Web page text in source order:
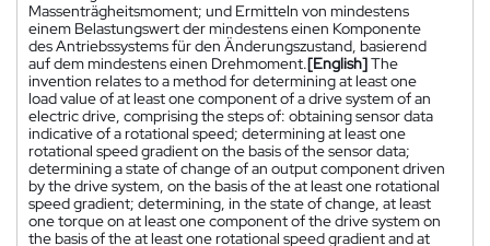
Massenträgheitsmoment; und Ermitteln von mindestens
einem Belastungswert der mindestens einen Komponente
des Antriebssystems für den Änderungszustand, basierend
auf dem mindestens einen Drehmoment.[English]The
invention relates to a method for determining at least one
load value of at least one component of a drive system of an
electric drive, comprising the steps of: obtaining sensor data
indicative of a rotational speed; determining at least one
rotational speed gradient on the basis of the sensor data;
determining a state of change of an output component driven
by the drive system, on the basis of the at least one rotational
speed gradient; determining, in the state of change, at least
one torque on at least one component of the drive system on
the basis of the at least one rotational speed gradient and at